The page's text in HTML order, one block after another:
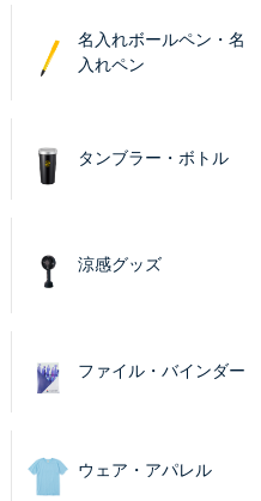
名入れボールペン・名
入れペン
タンブラー・ボトル
涼感グッズ
ファイル・バインダー
ウェア・アパレル